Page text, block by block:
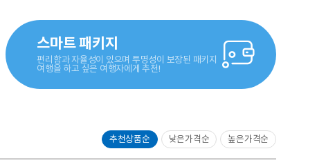
스마트 패키지
편리함과 자율성이 있으며 투명성이 보장된 패키지
여행을 하고 싶은 여행자에게 추천!
추천상품순 낮은가격순 높은가격순